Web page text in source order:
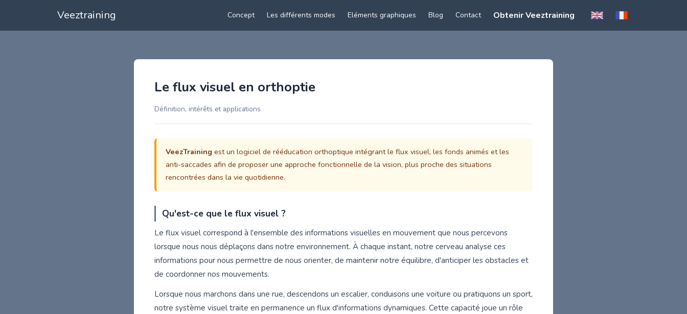
Veeztraining Concept Les différents modes Eléments graphiques Blog Contact Obtenir Veeztraining
Le flux visuel en orthoptie
Définition, intérêts et applications
VeezTraining est un logiciel de rééducation orthoptique intégrant le flux visuel, les fonds animés et les
anti-saccades afin de proposer une approche fonctionnelle de la vision, plus proche des situations
rencontrées dans la vie quotidienne.
Qu'est-ce que le flux visuel ?
Le flux visuel correspond à l'ensemble des informations visuelles en mouvement que nous percevons
lorsque nous nous déplaçons dans notre environnement. À chaque instant, notre cerveau analyse ces
informations pour nous permettre de nous orienter, de maintenir notre équilibre, d'anticiper les obstacles et
de coordonner nos mouvements.
Lorsque nous marchons dans une rue, descendons un escalier, conduisons une voiture ou pratiquons un sport,
notre système visuel traite en permanence un flux d'informations dynamiques. Cette capacité joue un rôle